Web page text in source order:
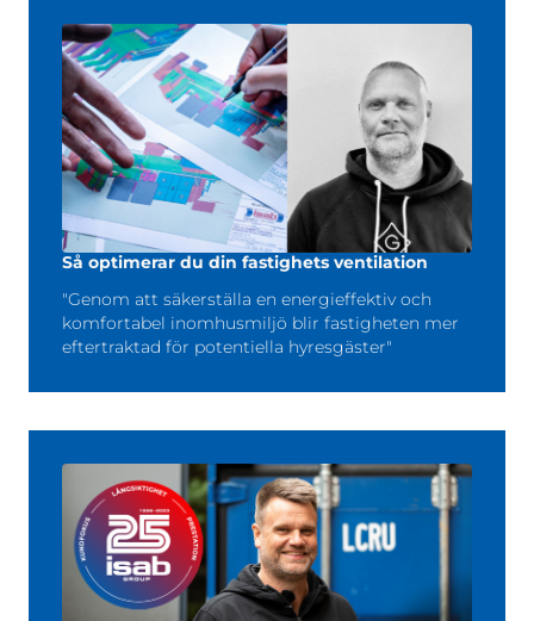
Så optimerar du din fastighets ventilation
"Genom att säkerställa en energieffektiv och
komfortabel inomhusmiljö blir fastigheten mer
eftertraktad för potentiella hyresgäster"